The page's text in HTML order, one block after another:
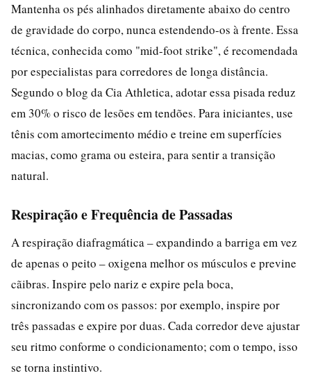
Mantenha os pés alinhados diretamente abaixo do centro
de gravidade do corpo, nunca estendendo-os à frente. Essa
técnica, conhecida como "mid-foot strike", é recomendada
por especialistas para corredores de longa distância.
Segundo o blog da Cia Athletica, adotar essa pisada reduz
em 30% o risco de lesões em tendões. Para iniciantes, use
tênis com amortecimento médio e treine em superfícies
macias, como grama ou esteira, para sentir a transição
natural.
Respiração e Frequência de Passadas
A respiração diafragmática – expandindo a barriga em vez
de apenas o peito – oxigena melhor os músculos e previne
cãibras. Inspire pelo nariz e expire pela boca,
sincronizando com os passos: por exemplo, inspire por
três passadas e expire por duas. Cada corredor deve ajustar
seu ritmo conforme o condicionamento; com o tempo, isso
se torna instintivo.